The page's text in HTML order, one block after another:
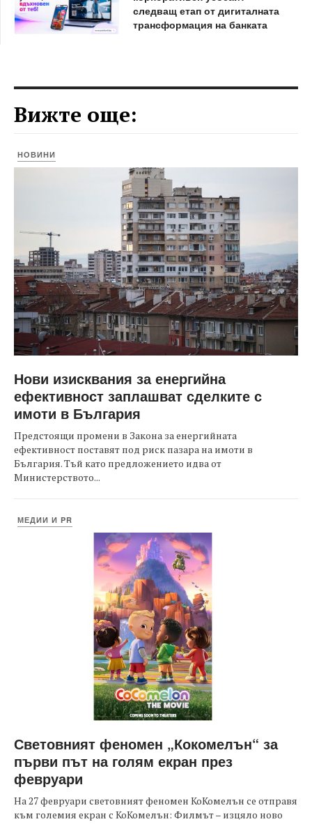
следващ етап от дигиталната
трансформация на банката
Вижте още:
НОВИНИ
Нови изисквания за енергийна
ефективност заплашват сделките с
имоти в България
Предстоящи промени в Закона за енергийната
ефективност поставят под риск пазара на имоти в
България. Тъй като предложението идва от
Министерството...
МЕДИИ И PR
Световният феномен „Кокомелън“ за
първи път на голям екран през
февруари
На 27 февруари световният феномен КоКомелън се отправя
към големия екран с КоКомелън: Филмът – изцяло ново